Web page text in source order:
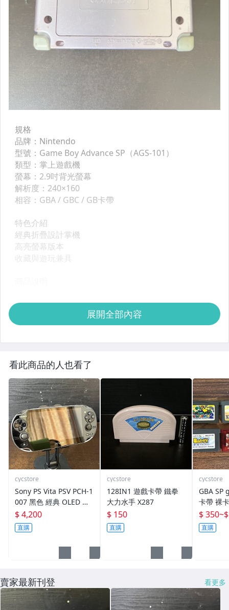
展開全部內容
看此商品的人也看了
cycstore
Sony PS Vita PSV PCH-1
007 黑色 經典 OLED 螢
幕 遊戲掌機 附充電線 經
典收藏 掌上型遊戲機
$ 4,200
直購
cycstore
128IN1 遊戲卡帶 鐵拳
大力水手 X287
$ 150
直購
cycstore
GBA SP
卡帶 裸
之卡比 軍
夢紅寶石
$ 350~
直購
賣家最新刊登 看更多